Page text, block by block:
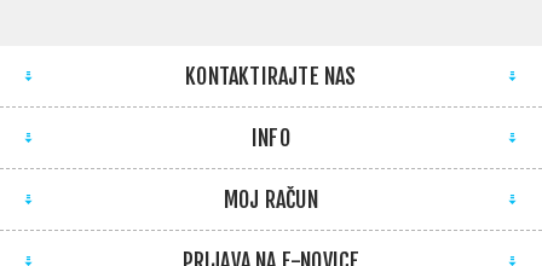
KONTAKTIRAJTE NAS
INFO
MOJ RAČUN